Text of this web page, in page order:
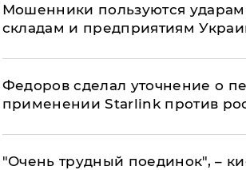
Мошенники пользуются
складам и предприятиям
Федоров сделал уточнение о
применении Starlink против
"Очень трудный поединок", –